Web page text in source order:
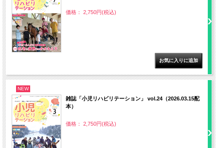
価格： 2,750円(税込)
NEW
雑誌「小児リハビリテーション」 vol.24（2026.03.15配
本）
価格： 2,750円(税込)